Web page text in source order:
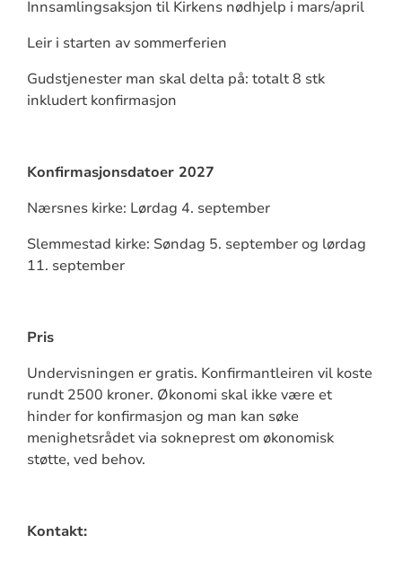
Innsamlingsaksjon til Kirkens nødhjelp i mars/april
Leir i starten av sommerferien
Gudstjenester man skal delta på: totalt 8 stk
inkludert konfirmasjon
Konfirmasjonsdatoer 2027
Nærsnes kirke: Lørdag 4. september
Slemmestad kirke: Søndag 5. september og lørdag
11. september
Pris
Undervisningen er gratis. Konfirmantleiren vil koste
rundt 2500 kroner. Økonomi skal ikke være et
hinder for konfirmasjon og man kan søke
menighetsrådet via sokneprest om økonomisk
støtte, ved behov.
Kontakt: